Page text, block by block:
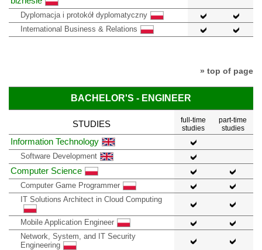
Dyplomacja i protokół dyplomatyczny
International Business & Relations
» top of page
BACHELOR'S - ENGINEER
STUDIES
full-time
studies
part-time
studies
Information Technology
Software Development
Computer Science
Computer Game Programmer
IT Solutions Architect in Cloud Computing
Mobile Application Engineer
Network, System, and IT Security
Engineering